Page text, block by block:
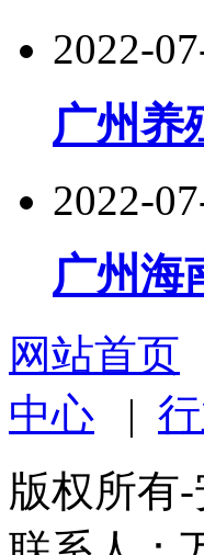
2022-
广州养
2022-
广州海
网站首页
中心 |
版权所有